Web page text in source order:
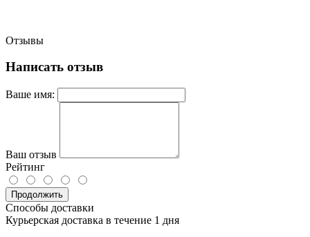
Отзывы
Написать отзыв
Ваше имя:
Ваш отзыв
Рейтинг
Продолжить
Способы доставки
Курьерская доставка в течение 1 дня